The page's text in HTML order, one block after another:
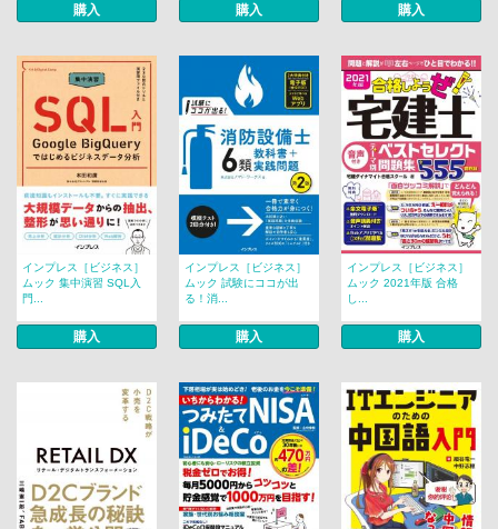
購入 購入 購入
インプレス［ビジネス］
ムック 集中演習 SQL入
門...
購入
インプレス［ビジネス］
ムック 試験にココが出
る！消...
購入
インプレス［ビジネス］
ムック 2021年版 合格
し...
購入